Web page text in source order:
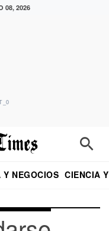
08, 2026
Y NEGOCIOS CIENCIA